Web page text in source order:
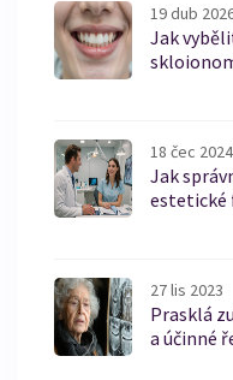
19 dub
Jak
18 čec 2024
Jak
estetické
27 lis 2023
Prasklá
a účinné